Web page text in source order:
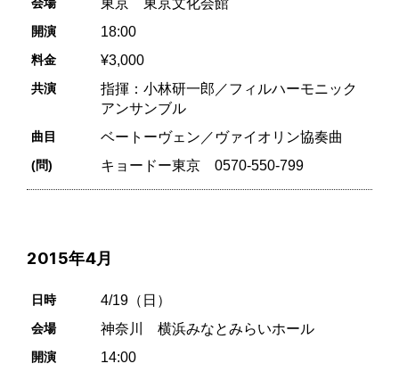
東京 東京文化会館
開演 18:00
料金 ¥3,000
共演
指揮：小林研一郎／フィルハーモニック
アンサンブル
曲目 ベートーヴェン／ヴァイオリン協奏曲
(問) キョードー東京 0570-550-799
2015年4月
日時 4/19（日）
会場 神奈川 横浜みなとみらいホール
開演 14:00